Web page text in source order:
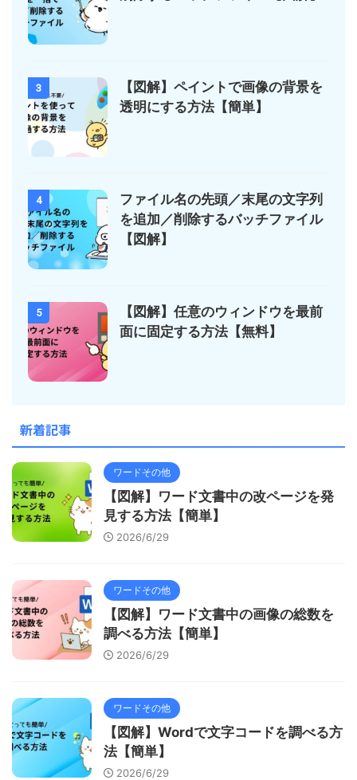
3
【図解】ペイントで画像の背景を
透明にする方法【簡単】
4
ファイル名の先頭／末尾の文字列
を追加／削除するバッチファイル
【図解】
5
【図解】任意のウィンドウを最前
面に固定する方法【無料】
新着記事
ワードその他
【図解】ワード文書中の改ページを発
見する方法【簡単】
2026/6/29
ワードその他
【図解】ワード文書中の画像の総数を
調べる方法【簡単】
2026/6/29
ワードその他
【図解】Wordで文字コードを調べる方
法【簡単】
2026/6/29